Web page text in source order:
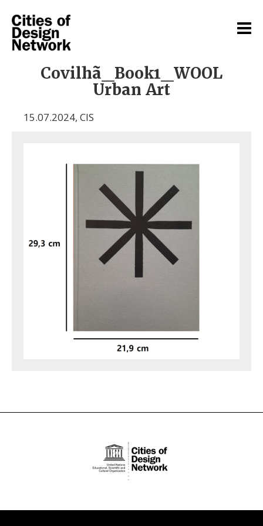
Covilhã_Book1_WOOL
Urban Art
15.07.2024, CIS